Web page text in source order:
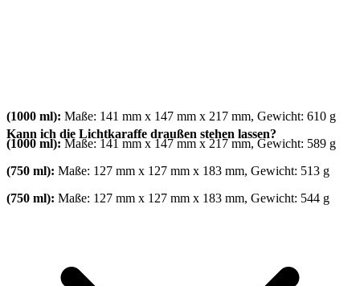
(1000 ml): Maße: 141 mm x 147 mm x 217 mm, Gewicht: 610 g
(1000 ml): Maße: 141 mm x 147 mm x 217 mm, Gewicht: 589 g
(750 ml): Maße: 127 mm x 127 mm x 183 mm, Gewicht: 513 g
(750 ml): Maße: 127 mm x 127 mm x 183 mm, Gewicht: 544 g
Kann ich die Lichtkaraffe draußen stehen lassen?